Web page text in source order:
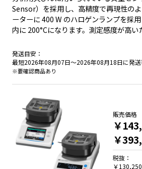
Sensor）を採用し、高精度で再現性の
ーターに 400 W のハロゲンランプを採
内に 200°Cになります。測定感度が高
類の測定モード（標準・タイマー・カス
パターン（標準・緩速・ステップ・急速
ウェア「WinCT」を使えばWindows PC
込み可能 ●付属の試料皿は再利用可能
チパネルを採用し、分かりやすい操作
サンプルプログラムが登録済み ●測定結
3000 個まで記憶可能 ●各試料に最適な
記憶でき、測定時に呼出可能 ●USB と
ト、有線 LAN、Bluetooth?のインタフ
度確認用のテストサンプル付属 ■液晶表示モデル ●100 種類以
発送目安：
最短2026年08月07日～2026年08月18日に発送
※要確認商品あり
販売価格
￥
￥
税抜：
￥